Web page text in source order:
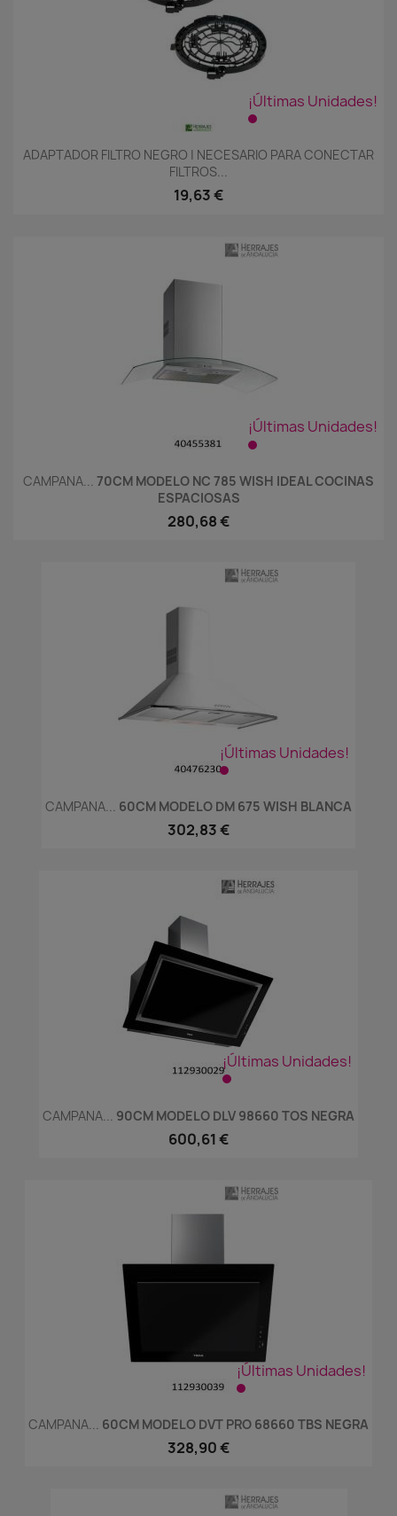
¡Últimas Unidades!
ADAPTADOR FILTRO NEGRO | NECESARIO PARA CONECTAR
FILTROS...
19,63 €
¡Últimas Unidades!
CAMPANA... 70CM MODELO NC 785 WISH IDEAL COCINAS
ESPACIOSAS
280,68 €
¡Últimas Unidades!
CAMPANA... 60CM MODELO DM 675 WISH BLANCA
302,83 €
¡Últimas Unidades!
CAMPANA... 90CM MODELO DLV 98660 TOS NEGRA
600,61 €
¡Últimas Unidades!
CAMPANA... 60CM MODELO DVT PRO 68660 TBS NEGRA
328,90 €